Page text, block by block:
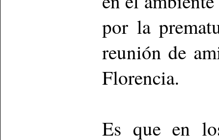
por la
reunión de
Florencia.
Es que en